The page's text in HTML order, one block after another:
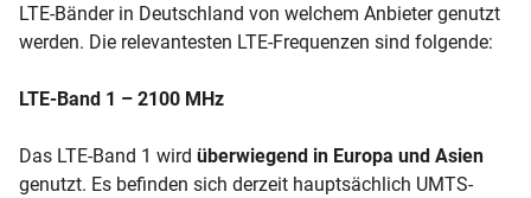
LTE-Bänder in Deutschland von welchem Anbieter genutzt
werden. Die relevantesten LTE-Frequenzen sind folgende:
LTE-Band 1 – 2100 MHz
Das LTE-Band 1 wird überwiegend in Europa und Asien
genutzt. Es befinden sich derzeit hauptsächlich UMTS-